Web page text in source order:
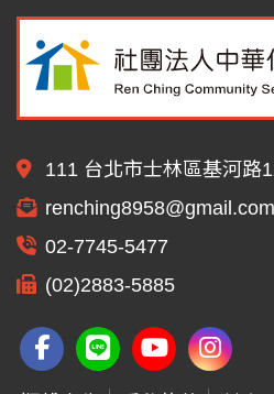
111 台北市士林區基河路
renching8958@gmail.com
02-7745-5477
(02)2883-5885